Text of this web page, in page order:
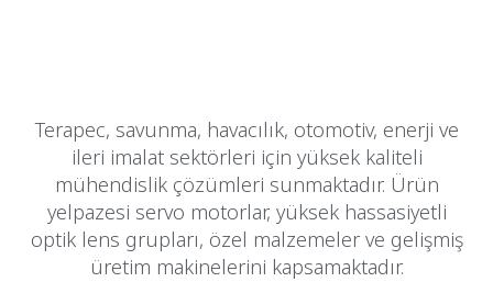
Terapec, savunma, havacılık, otomotiv, enerji ve
ileri imalat sektörleri için yüksek kaliteli
mühendislik çözümleri sunmaktadır. Ürün
yelpazesi servo motorlar, yüksek hassasiyetli
optik lens grupları, özel malzemeler ve gelişmiş
üretim makinelerini kapsamaktadır.